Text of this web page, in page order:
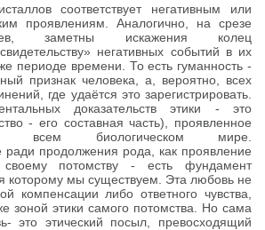
соответствует негативным или
проявлениям. Аналогично, на срезе
заметны искажения колец
негативных событий в их
периоде времени. То есть гуманность -
признак человека, а, вероятно, всех
где удаётся это зарегистрировать.
доказательств этики - это
- его составная часть), проявленное
всем биологическом мире.
продолжения рода, как проявление
потомству - есть фундамент
которому мы существуем. Эта любовь не
компенсации либо ответного чувства,
зоной этики самого потомства. Но сама
это этический посыл, превосходящий